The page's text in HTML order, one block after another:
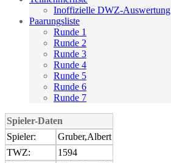
Inoffizielle DWZ-Auswertung
Paarungsliste
Runde 1
Runde 2
Runde 3
Runde 4
Runde 5
Runde 6
Runde 7
Spieler-Daten
Spieler:
Gruber,Albert
TWZ:
1594